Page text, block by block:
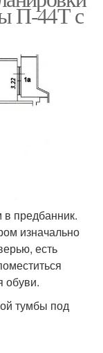
П-44Т с
предбанник.
изначально
есть
обуви.
тумбы под